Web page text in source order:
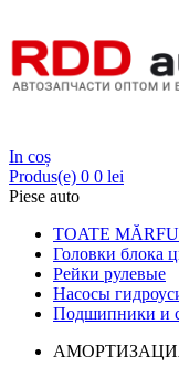
In coș
Produs(e) 0 0 lei
Piese auto
TOATE
Головки блока
Рейки рулевые
Насосы
Подшипники и